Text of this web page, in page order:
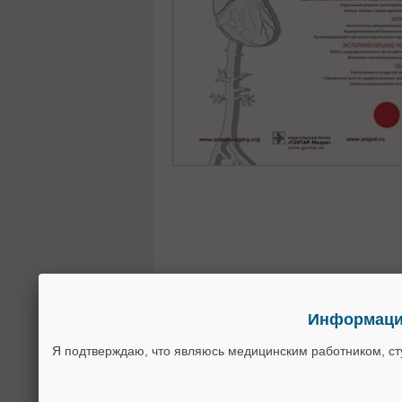
Я подтверждаю, что являюсь медицинским работником,